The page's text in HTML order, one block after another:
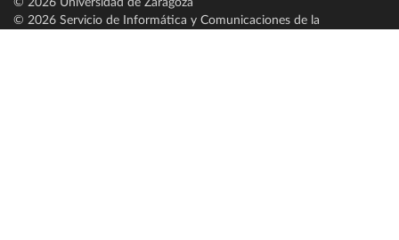
© 2026 Universidad de Zaragoza
© 2026 Servicio de Informática y Comunicaciones de la